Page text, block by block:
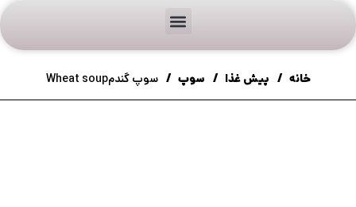
خانه پیش غذا سوپ سوپ گندمWheat soup